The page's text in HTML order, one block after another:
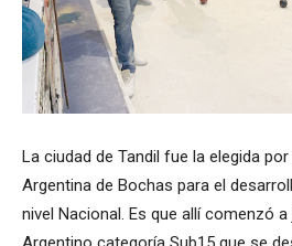
La ciudad de Tandil fue la elegida
Argentina de Bochas para el
nivel Nacional. Es que allí comenzó